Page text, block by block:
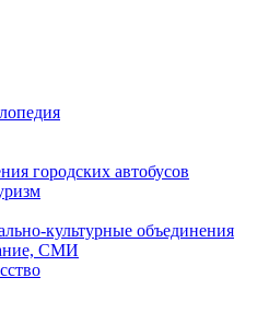
городских автобусов
культурные объединения
СМИ